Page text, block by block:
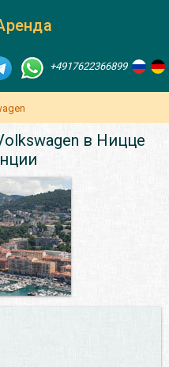
+4917622366899
в Ницце